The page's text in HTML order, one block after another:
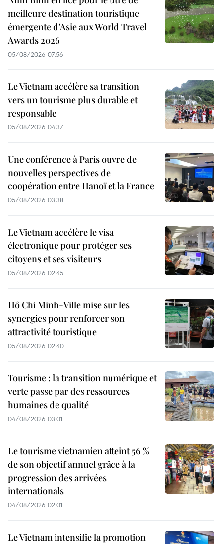
meilleure destination touristique
émergente d’Asie aux World Travel
Awards 2026
05/08/2026 07:56
Le Vietnam accélère sa transition
vers un tourisme plus durable et
responsable
05/08/2026 04:37
Une conférence à Paris ouvre de
nouvelles perspectives de
coopération entre Hanoï et la France
05/08/2026 03:38
Le Vietnam accélère le visa
électronique pour protéger ses
citoyens et ses visiteurs
05/08/2026 02:45
Hô Chi Minh-Ville mise sur les
synergies pour renforcer son
attractivité touristique
05/08/2026 02:40
Tourisme : la transition numérique et
verte passe par des ressources
humaines de qualité
04/08/2026 03:01
Le tourisme vietnamien atteint 56 %
de son objectif annuel grâce à la
progression des arrivées
internationals
04/08/2026 02:01
Le Vietnam intensifie la promotion